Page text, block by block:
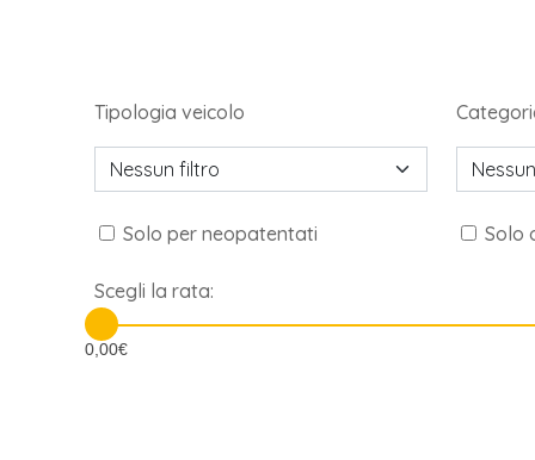
Tipologia veicolo
Nessun filtro
Solo per neopatentati Solo
Scegli la rata:
0,00€